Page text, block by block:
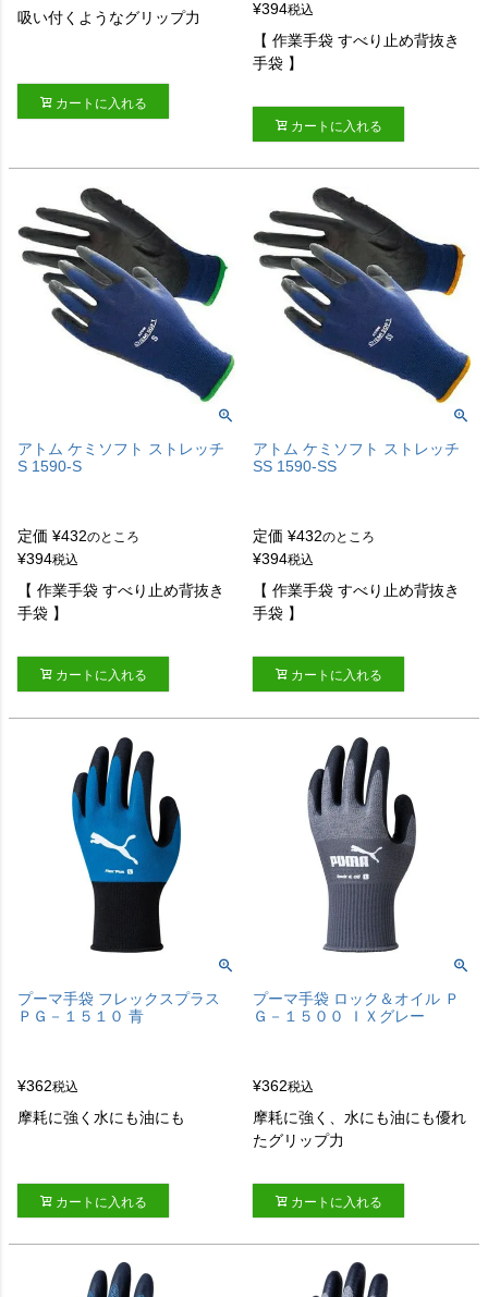
吸い付くようなグリップ力
カートに入れる
¥394税込
【 作業手袋 すべり止め背抜き
手袋 】
カートに入れる
アトム ケミソフト ストレッチ
S 1590-S
定価 ¥432のところ
¥394税込
【 作業手袋 すべり止め背抜き
手袋 】
カートに入れる
アトム ケミソフト ストレッチ
SS 1590-SS
定価 ¥432のところ
¥394税込
【 作業手袋 すべり止め背抜き
手袋 】
カートに入れる
プーマ手袋 フレックスプラス
ＰＧ－１５１０ 青
¥362税込
摩耗に強く水にも油にも
カートに入れる
プーマ手袋 ロック＆オイル Ｐ
Ｇ－１５００ ＩＸグレー
¥362税込
摩耗に強く、水にも油にも優れ
たグリップ力
カートに入れる